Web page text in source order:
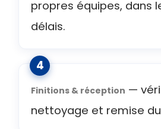
propres équipes, dans
délais.
Finitions & réception —
nettoyage et remise